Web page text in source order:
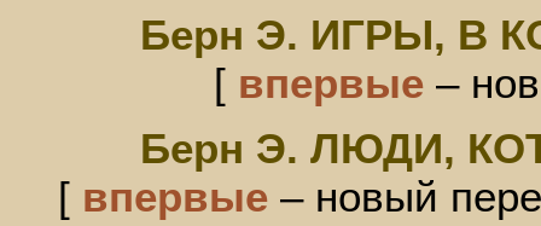
Берн Э. ИГРЫ, В
[ впервые –
Берн Э. ЛЮДИ,
[ впервые – новый